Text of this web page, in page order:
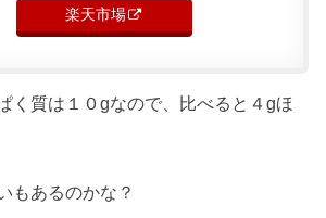
楽天市場
く質は１０gなので、比べると４gほ
もあるのかな？